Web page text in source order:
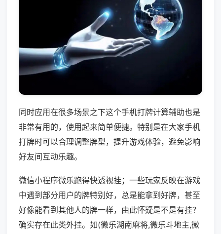
同时应用在很多场景之下这个手机打牌计算辅助也是
非常有用的，使用起来简单便捷。特别是在大家手机
打牌时可以合理调整牌型，提升游戏体验，避免影响
好友间互动乐趣。
微信小程序微乐跑得快透视挂；一些玩家反映在游戏
中遇到部分用户的牌特别好，总是能拿到好牌，甚至
好像能看到其他人的牌一样，由此怀疑是不是有挂？
确实存在此类外挂。如(微乐湖南麻将,微乐斗地主,微